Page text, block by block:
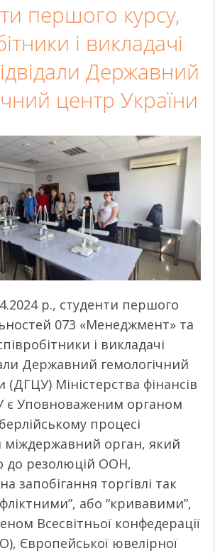
першого курсу,
і викладачі
Державний
центр України
р., студенти першого
073 «Менеджмент» та
і викладачі
Державний гемологічний
(ДГЦУ) Міністерства фінансів
є Уповноваженим органом
процесі
міждержавний орган, який
до резолюцій ООН,
запобігання торгівлі так
або “кривавими”,
Всесвітньої конфедерації
Європейської ювелірної